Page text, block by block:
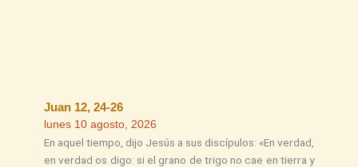
Juan 12, 24-26
lunes 10 agosto, 2026
En aquel tiempo, dijo Jesús a sus discípulos: «En verdad,
en verdad os digo: si el grano de trigo no cae en tierra y